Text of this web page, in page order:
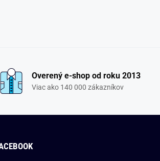
Overený e-shop od roku 2013
Viac ako 140 000 zákazníkov